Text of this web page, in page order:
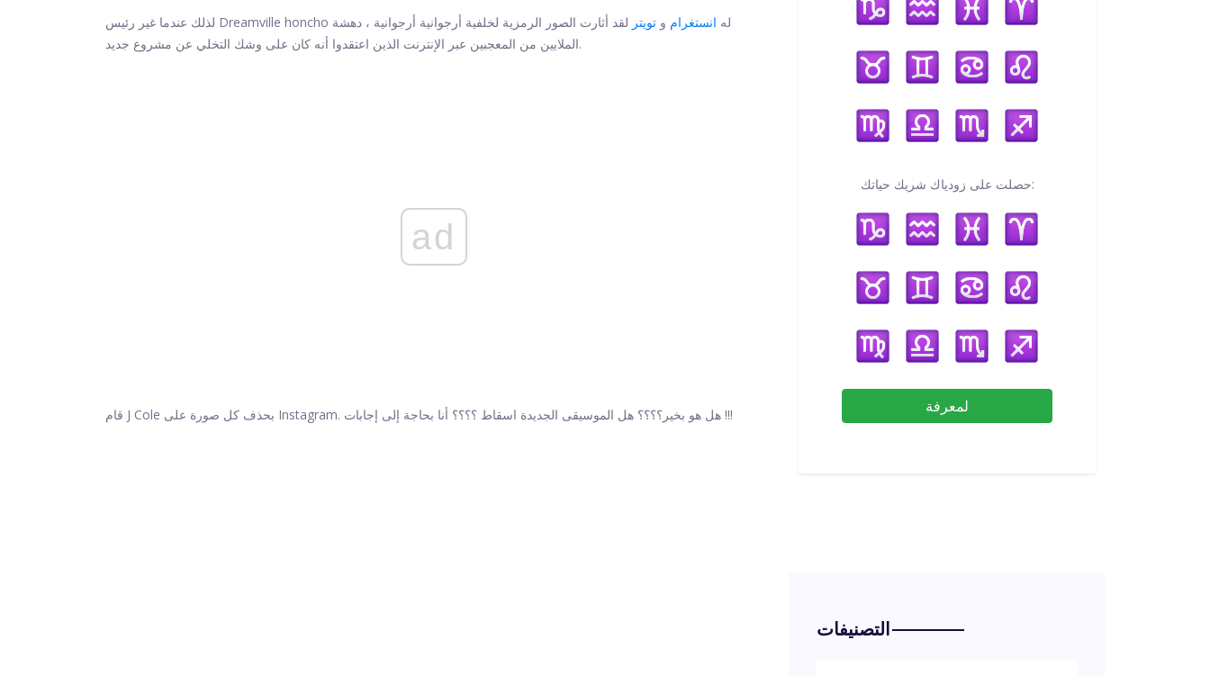
لذلك عندما غير رئيس Dreamville honcho له انستغرام و تويتر لقد أثارت الصور الرمزية لخلفية أرجوانية أرجوانية ، دهشة
الملايين من المعجبين عبر الإنترنت الذين اعتقدوا أنه كان على وشك التخلي عن مشروع جديد.
ad
قام J Cole بحذف كل صورة على Instagram. هل هو بخير؟؟؟؟ هل الموسيقى الجديدة اسقاط ؟؟؟؟ أنا بحاجة إلى إجابات !!!
حصلت على زودياك شريك حياتك:
لمعرفة
التصنيفات